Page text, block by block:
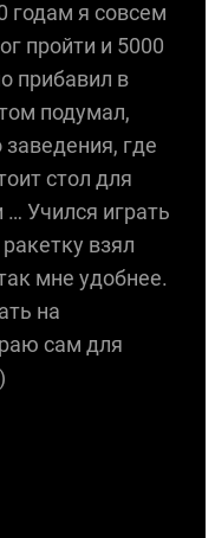
годам я совсем
пройти и 5000
прибавил в
подумал,
заведения, где
стол для
… Учился играть
взял
мне удобнее.
на
сам для